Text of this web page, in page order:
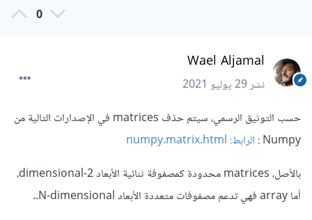
0
Wael Aljamal
نشر29 يوليو 2021
حسب التوثيق الرسمي، سيتم حذف matrices في الإصدارات التالية من
Numpy : الرابط: numpy.matrix.html
بالأصل، matrices محدودة كمصفوفة ثنائية الأبعاد 2-dimensional،
أما array فهي تدعم مصفوفات متعددة الأبعاد N-dimensional..